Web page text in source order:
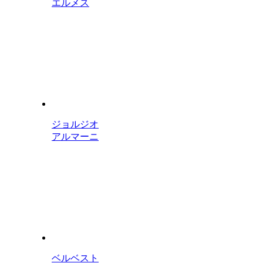
エルメス
ジョルジオ
アルマーニ
ベルベスト